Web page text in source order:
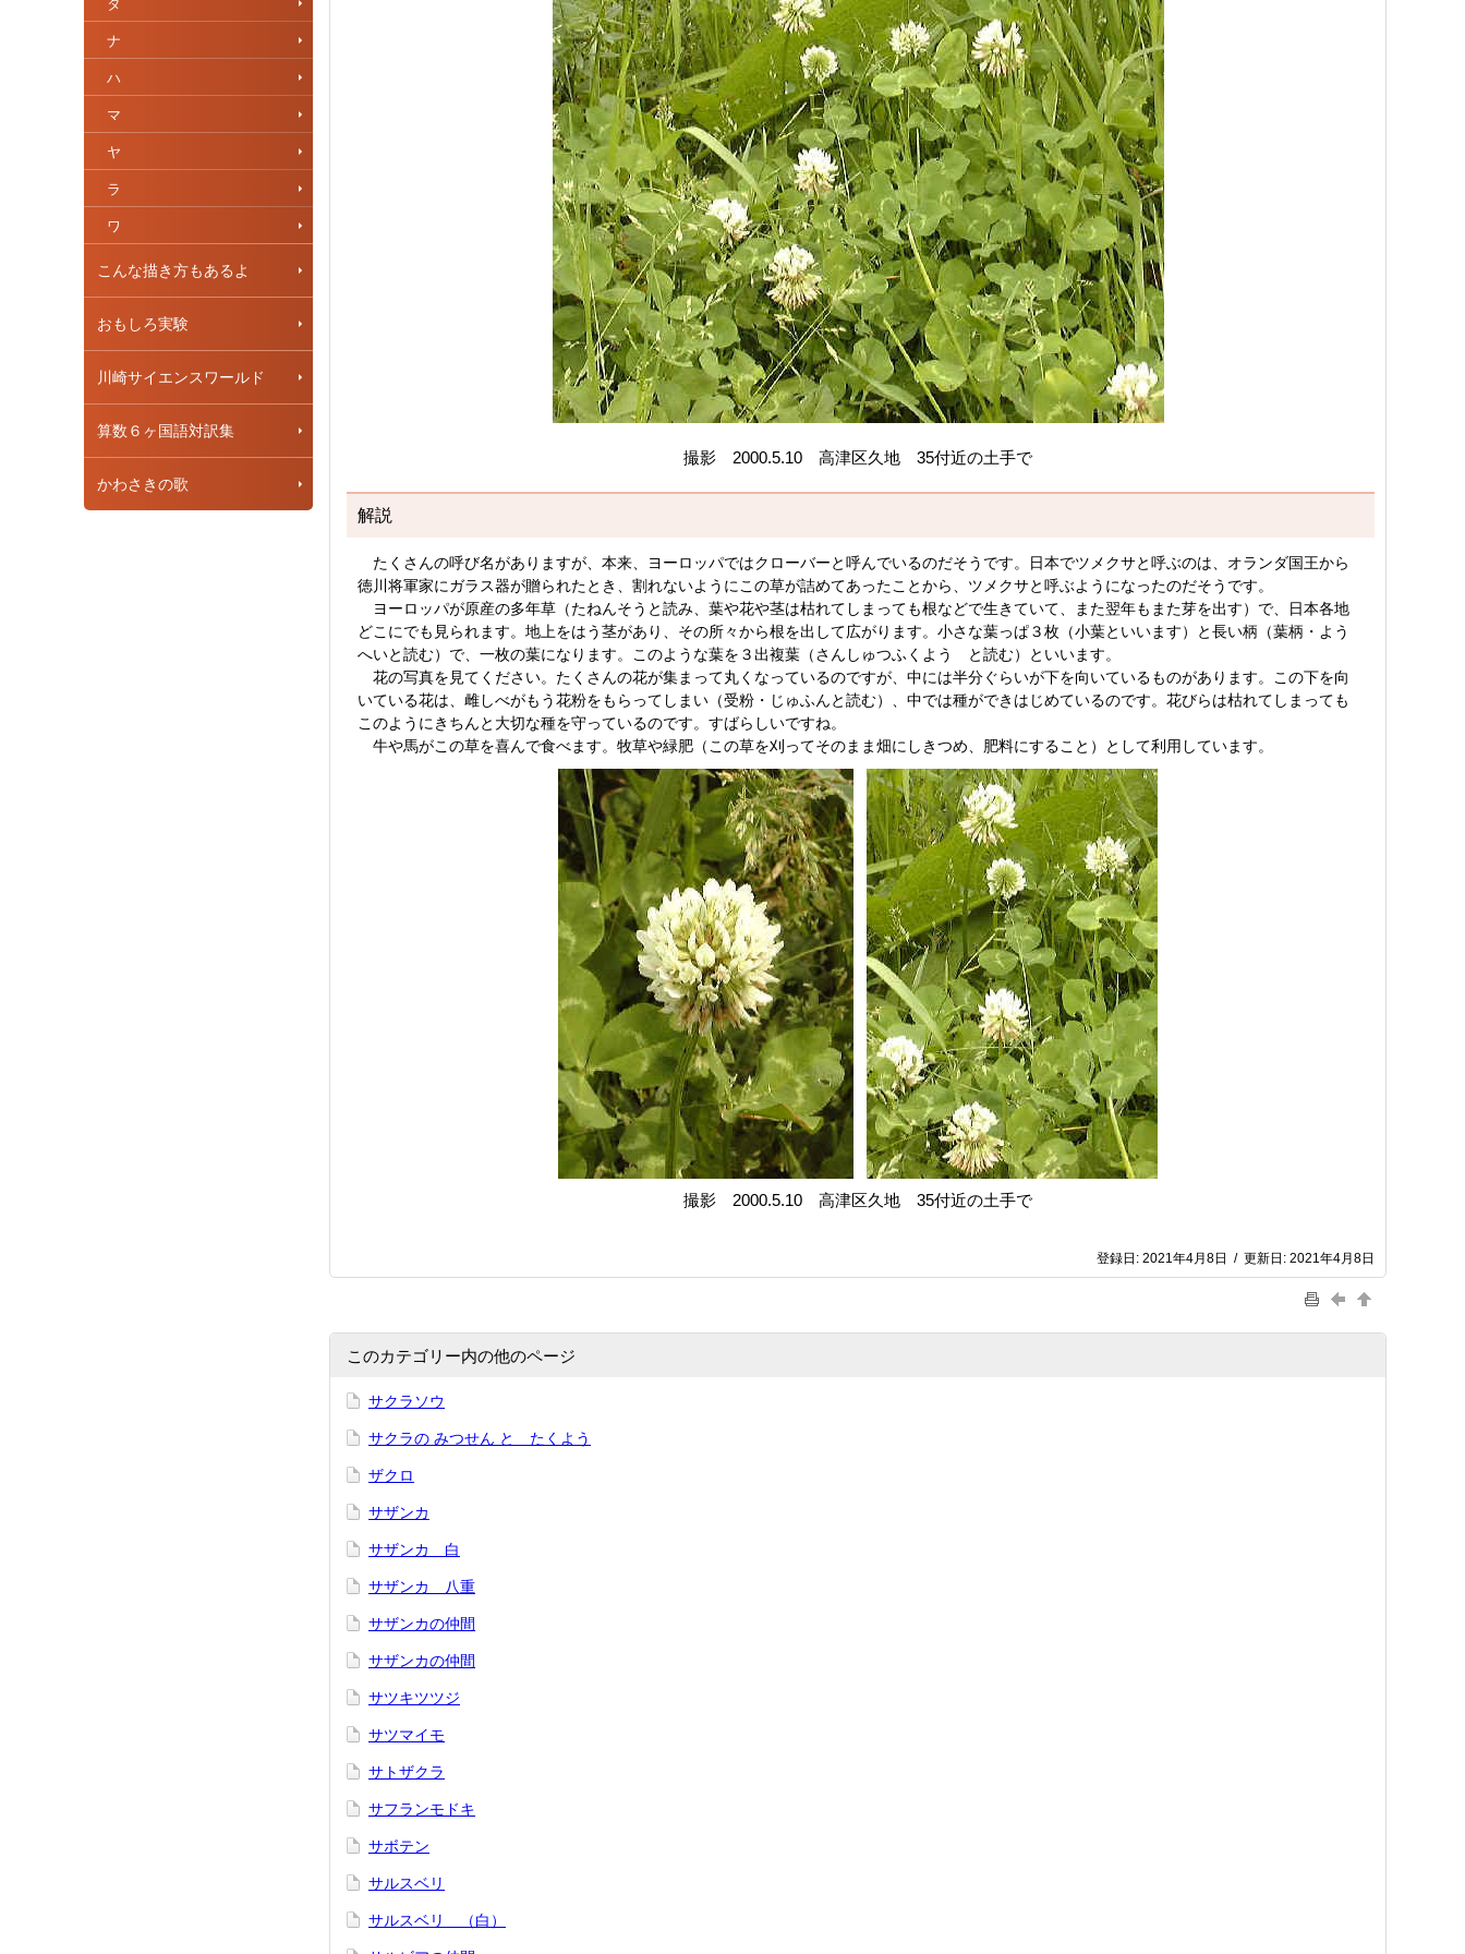
タ
ナ
ハ
マ
ヤ
ラ
ワ
こんな描き方もあるよ
おもしろ実験
川崎サイエンスワールド
算数６ヶ国語対訳集
かわさきの歌
撮影 2000.5.10 高津区久地 35付近の土手で
解説
たくさんの呼び名がありますが、本来、ヨーロッパではクローバーと呼んでいるのだそうです。日本でツメクサと呼ぶのは、オランダ国王から
徳川将軍家にガラス器が贈られたとき、割れないようにこの草が詰めてあったことから、ツメクサと呼ぶようになったのだそうです。
ヨーロッパが原産の多年草（たねんそうと読み、葉や花や茎は枯れてしまっても根などで生きていて、また翌年もまた芽を出す）で、日本各地
どこにでも見られます。地上をはう茎があり、その所々から根を出して広がります。小さな葉っぱ３枚（小葉といいます）と長い柄（葉柄・よう
へいと読む）で、一枚の葉になります。このような葉を３出複葉（さんしゅつふくよう と読む）といいます。
花の写真を見てください。たくさんの花が集まって丸くなっているのですが、中には半分ぐらいが下を向いているものがあります。この下を向
いている花は、雌しべがもう花粉をもらってしまい（受粉・じゅふんと読む）、中では種ができはじめているのです。花びらは枯れてしまっても
このようにきちんと大切な種を守っているのです。すばらしいですね。
牛や馬がこの草を喜んで食べます。牧草や緑肥（この草を刈ってそのまま畑にしきつめ、肥料にすること）として利用しています。
撮影 2000.5.10 高津区久地 35付近の土手で
登録日: 2021年4月8日 / 更新日: 2021年4月8日
このカテゴリー内の他のページ
サクラソウ
サクラの みつせん と たくよう
ザクロ
サザンカ
サザンカ 白
サザンカ 八重
サザンカの仲間
サザンカの仲間
サツキツツジ
サツマイモ
サトザクラ
サフランモドキ
サボテン
サルスベリ
サルスベリ （白）